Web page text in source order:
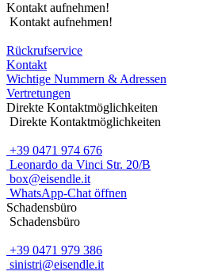
Kontakt aufnehmen!
Kontakt aufnehmen!
Rückrufservice
Kontakt
Wichtige Nummern & Adressen
Vertretungen
Direkte Kontaktmöglichkeiten
Direkte Kontaktmöglichkeiten
+39 0471 974 676
Leonardo da Vinci Str. 20/B
box@eisendle.it
WhatsApp-Chat öffnen
Schadensbüro
Schadensbüro
+39 0471 979 386
sinistri@eisendle.it